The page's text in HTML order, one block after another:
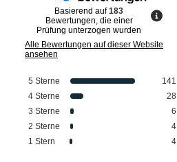
Basierend auf183
Bewertungen, die einer
Prüfung unterzogen wurden
Alle Bewertungen auf dieser Website
ansehen
5 Sterne
141
4 Sterne
28
3 Sterne
6
2 Sterne
4
1 Stern 4